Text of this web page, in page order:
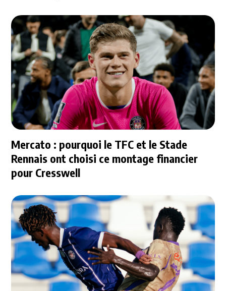
Mercato : pourquoi le TFC et le Stade
Rennais ont choisi ce montage financier
pour Cresswell